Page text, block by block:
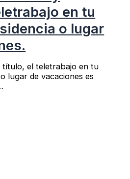
en tu
o lugar
título, el teletrabajo en tu
lugar de vacaciones es